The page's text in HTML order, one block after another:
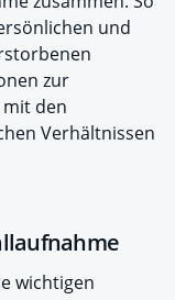
und
zur
den
Verhältnissen
wichtigen